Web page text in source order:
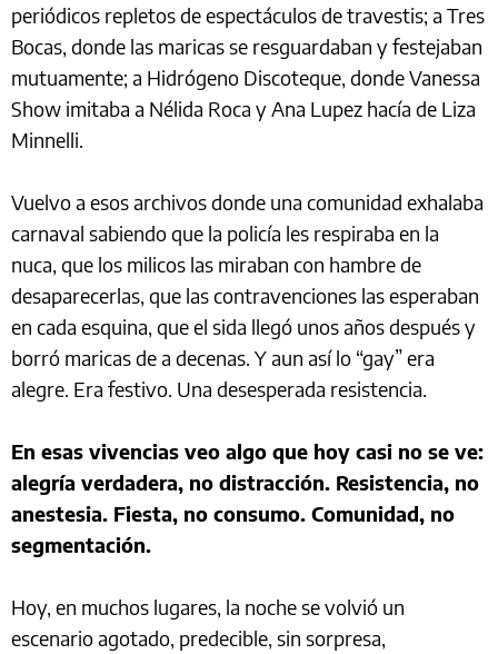
periódicos repletos de espectáculos de travestis; a Tres
Bocas, donde las maricas se resguardaban y festejaban
mutuamente; a Hidrógeno Discoteque, donde Vanessa
Show imitaba a Nélida Roca y Ana Lupez hacía de Liza
Minnelli.
Vuelvo a esos archivos donde una comunidad exhalaba
carnaval sabiendo que la policía les respiraba en la
nuca, que los milicos las miraban con hambre de
desaparecerlas, que las contravenciones las esperaban
en cada esquina, que el sida llegó unos años después y
borró maricas de a decenas. Y aun así lo “gay” era
alegre. Era festivo. Una desesperada resistencia.
En esas vivencias veo algo que hoy casi no se ve:
alegría verdadera, no distracción. Resistencia, no
anestesia. Fiesta, no consumo. Comunidad, no
segmentación.
Hoy, en muchos lugares, la noche se volvió un
escenario agotado, predecible, sin sorpresa,